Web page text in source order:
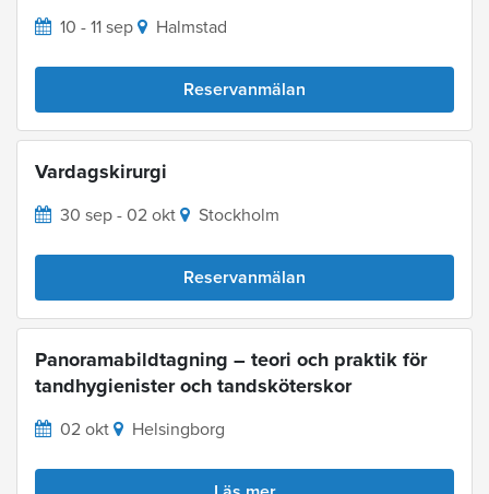
10 - 11 sep Halmstad
Reservanmälan
Vardagskirurgi
30 sep - 02 okt Stockholm
Reservanmälan
Panoramabildtagning – teori och praktik för
tandhygienister och tandsköterskor
02 okt Helsingborg